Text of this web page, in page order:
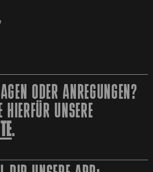
ODER ANREGUNGEN?
UNSERE
.